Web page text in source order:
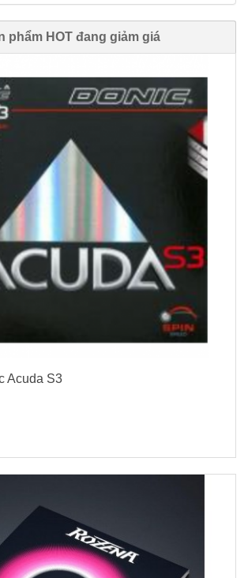
phẩm HOT đang giảm giá
Acuda S3